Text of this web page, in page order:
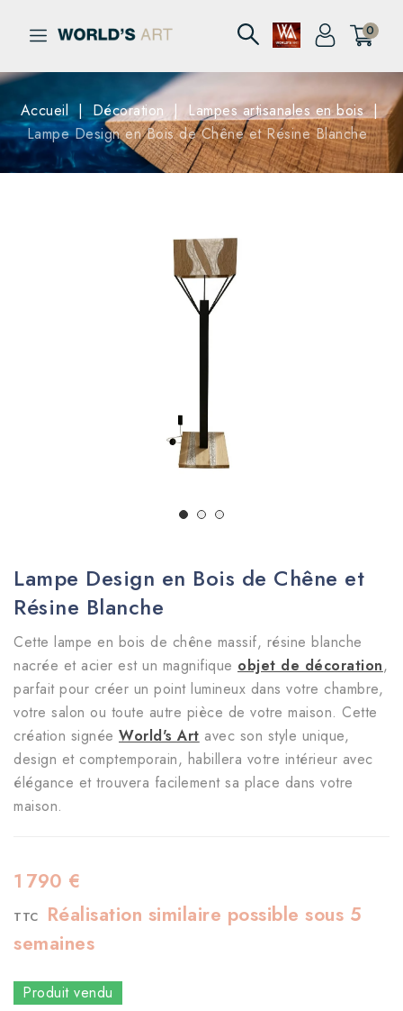
0
Accueil Décoration
Lampes artisanales en bois
Lampe Design en Bois de Chêne et Résine Blanche
Lampe Design en Bois de Chêne et
Résine Blanche
Cette lampe en bois de chêne massif, résine blanche
nacrée et acier est un magnifique objet de décoration,
parfait pour créer un point lumineux dans votre chambre,
votre salon ou toute autre pièce de votre maison. Cette
création signée World's Art avec son style unique,
design et comptemporain, habillera votre intérieur avec
élégance et trouvera facilement sa place dans votre
maison.
1 790 €
TTC
Réalisation similaire possible sous 5
semaines
Produit vendu